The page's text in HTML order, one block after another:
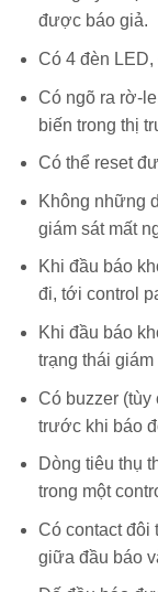
được báo giả.
Có 4 đèn
Có ngõ ra rờ-
biến trong thị
Có thể reset
Không những
giám sát mất
Khi đầu báo
đi, tới control
Khi đầu báo
trạng thái
Có buzzer (tùy
trước khi báo
Dòng tiêu thụ
trong một
Có contact đôi
giữa đầu báo